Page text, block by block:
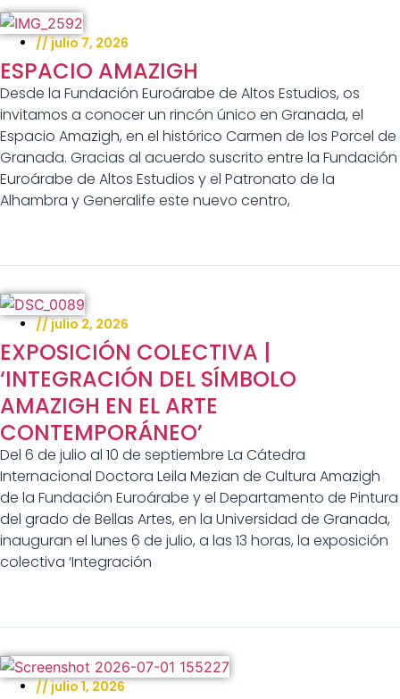
//julio 7, 2026
ESPACIO AMAZIGH
Desde la Fundación Euroárabe de Altos Estudios, os
invitamos a conocer un rincón único en Granada, el
Espacio Amazigh, en el histórico Carmen de los Porcel de
Granada. Gracias al acuerdo suscrito entre la Fundación
Euroárabe de Altos Estudios y el Patronato de la
Alhambra y Generalife este nuevo centro,
//julio 2, 2026
EXPOSICIÓN COLECTIVA |
‘INTEGRACIÓN DEL SÍMBOLO
AMAZIGH EN EL ARTE
CONTEMPORÁNEO’
Del 6 de julio al 10 de septiembre La Cátedra
Internacional Doctora Leila Mezian de Cultura Amazigh
de la Fundación Euroárabe y el Departamento de Pintura
del grado de Bellas Artes, en la Universidad de Granada,
inauguran el lunes 6 de julio, a las 13 horas, la exposición
colectiva ‘Integración
//julio 1, 2026